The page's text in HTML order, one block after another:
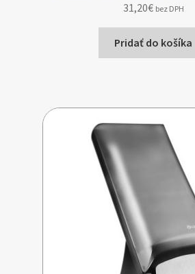
31,20€ bez DPH
Pridať do košíka